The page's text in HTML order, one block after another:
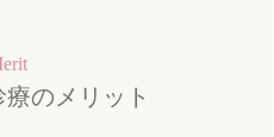
のメリット